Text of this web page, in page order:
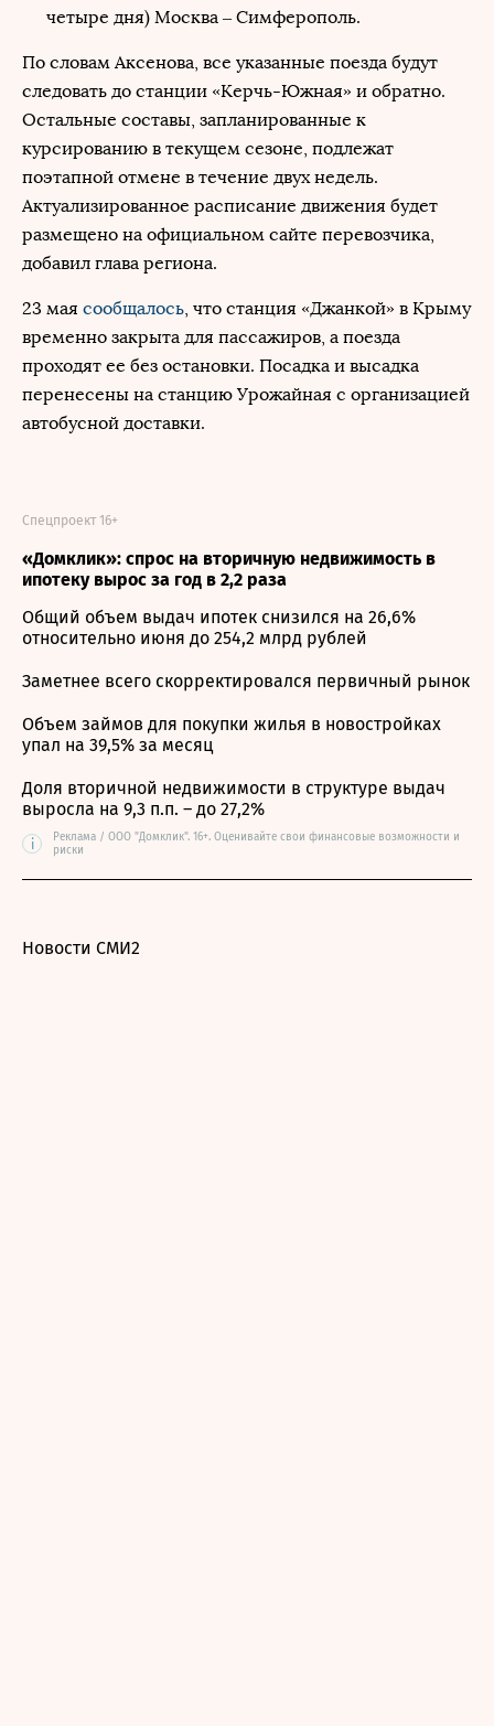
четыре дня) Москва – Симферополь.
По словам Аксенова, все указанные поезда будут
следовать до станции «Керчь-Южная» и обратно.
Остальные составы, запланированные к
курсированию в текущем сезоне, подлежат
поэтапной отмене в течение двух недель.
Актуализированное расписание движения будет
размещено на официальном сайте перевозчика,
добавил глава региона.
23 мая сообщалось, что станция «Джанкой» в Крыму
временно закрыта для пассажиров, а поезда
проходят ее без остановки. Посадка и высадка
перенесены на станцию Урожайная с организацией
автобусной доставки.
«Домклик»: спрос на вторичную недвижимость в
ипотеку вырос за год в 2,2 раза
Спецпроект 16+
Общий объем выдач ипотек снизился на 26,6%
относительно июня до 254,2 млрд рублей
Заметнее всего скорректировался первичный рынок
Объем займов для покупки жилья в новостройках
упал на 39,5% за месяц
Доля вторичной недвижимости в структуре выдач
выросла на 9,3 п.п. – до 27,2%
i
Реклама / ООО "Домклик". 16+. Оценивайте свои финансовые возможности и
риски
Новости СМИ2